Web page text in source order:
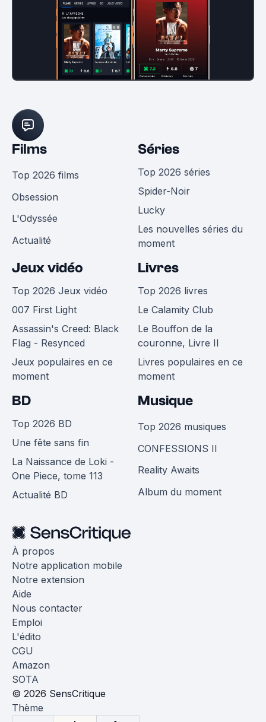
Films
Top 2026 films
Obsession
L'Odyssée
Actualité
Séries
Top 2026 séries
Spider-Noir
Lucky
Les nouvelles séries du
moment
Jeux vidéo
Top 2026 Jeux vidéo
007 First Light
Assassin's Creed: Black
Flag - Resynced
Jeux populaires en ce
moment
Livres
Top 2026 livres
Le Calamity Club
Le Bouffon de la
couronne, Livre II
Livres populaires en ce
moment
BD
Top 2026 BD
Une fête sans fin
La Naissance de Loki -
One Piece, tome 113
Actualité BD
Musique
Top 2026 musiques
CONFESSIONS II
Reality Awaits
Album du moment
À propos
Notre application mobile
Notre extension
Aide
Nous contacter
Emploi
L'édito
CGU
Amazon
SOTA
© 2026 SensCritique
Thème